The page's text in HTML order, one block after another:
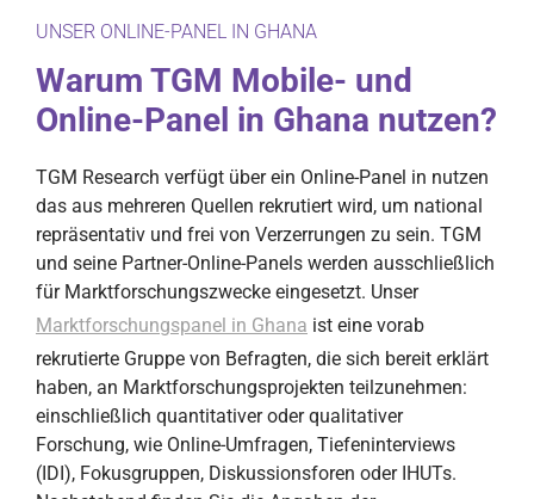
UNSER ONLINE-PANEL IN GHANA
Warum TGM Mobile- und
Online-Panel in Ghana nutzen?
TGM Research verfügt über ein Online-Panel in nutzen
das aus mehreren Quellen rekrutiert wird, um national
repräsentativ und frei von Verzerrungen zu sein. TGM
und seine Partner-Online-Panels werden ausschließlich
für Marktforschungszwecke eingesetzt. Unser
Marktforschungspanel in Ghana ist eine vorab
rekrutierte Gruppe von Befragten, die sich bereit erklärt
haben, an Marktforschungsprojekten teilzunehmen:
einschließlich quantitativer oder qualitativer
Forschung, wie Online-Umfragen, Tiefeninterviews
(IDI), Fokusgruppen, Diskussionsforen oder IHUTs.